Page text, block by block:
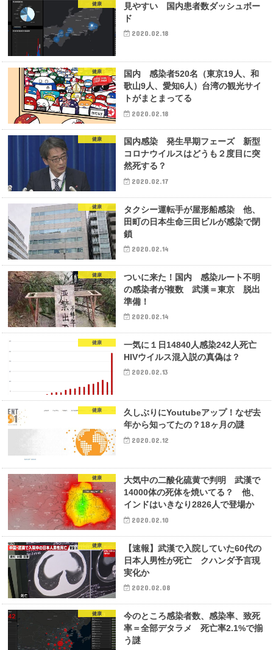
健康
見やすい 国内患者数ダッシュボー
ド
2020.02.18
健康
国内 感染者520名（東京19人、和
歌山9人、愛知6人）台湾の観光サイ
トがまとまってる
2020.02.18
健康
国内感染 発生早期フェーズ 新型
コロナウイルスはどうも２度目に突
然死する？
2020.02.17
健康
タクシー運転手が屋形船感染 他、
田町の日本生命三田ビルが感染で閉
鎖
2020.02.14
健康
ついに来た！国内 感染ルート不明
の感染者が複数 武漢＝東京 脱出
準備！
2020.02.14
健康
一気に１日14840人感染242人死亡
HIVウイルス混入説の真偽は？
2020.02.13
健康
久しぶりにYoutubeアップ！なぜ去
年から知ってたの？18ヶ月の謎
2020.02.12
健康
大気中の二酸化硫黄で判明 武漢で
14000体の死体を焼いてる？ 他、
インドはいきなり2826人で登場か
2020.02.10
健康
【速報】武漢で入院していた60代の
日本人男性が死亡 クハンダ予言現
実化か
2020.02.08
健康
今のところ感染者数、感染率、致死
率＝全部デタラメ 死亡率2.1%で揃
う謎